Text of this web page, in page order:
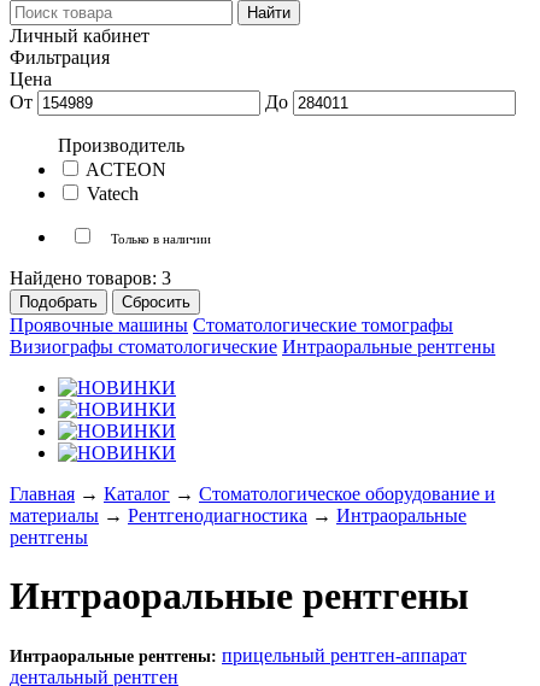
Личный кабинет
Фильтрация
Цена
От
До
Производитель
ACTEON
Vatech
Только в наличии
Найдено товаров: 3
Проявочные машины Стоматологические томографы
Визиографы стоматологические Интраоральные рентгены
Главная → Каталог → Стоматологическое оборудование и
материалы → Рентгенодиагностика → Интраоральные
рентгены
Интраоральные рентгены
Интраоральные рентгены: прицельный рентген-аппарат
дентальный рентген